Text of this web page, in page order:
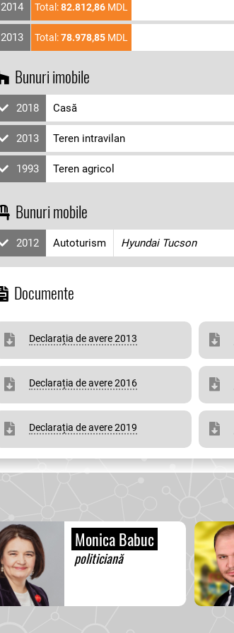
2014 Total:82.812,86 MDL
2013 Total:78.978,85 MDL
Bunuri imobile
2018 Casă
2013 Teren intravilan
1993 Teren agricol
Bunuri mobile
2012 Autoturism Hyundai Tucson
Documente
Declarația de avere 2013
Declarația de avere 2016
Declarația de avere 2019
Monica Babuc
politiciană